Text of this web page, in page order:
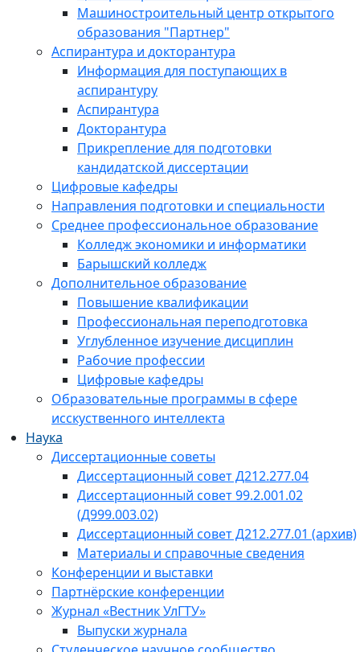
Машиностроительный центр открытого
образования "Партнер"
Аспирантура и докторантура
Информация для поступающих в
аспирантуру
Аспирантура
Докторантура
Прикрепление для подготовки
кандидатской диссертации
Цифровые кафедры
Направления подготовки и специальности
Среднее профессиональное образование
Колледж экономики и информатики
Барышский колледж
Дополнительное образование
Повышение квалификации
Профессиональная переподготовка
Углубленное изучение дисциплин
Рабочие профессии
Цифровые кафедры
Образовательные программы в сфере
исскуственного интеллекта
Наука
Диссертационные советы
Диссертационный совет Д212.277.04
Диссертационный совет 99.2.001.02
(Д999.003.02)
Диссертационный совет Д212.277.01 (архив)
Материалы и справочные сведения
Конференции и выставки
Партнёрские конференции
Журнал «Вестник УлГТУ»
Выпуски журнала